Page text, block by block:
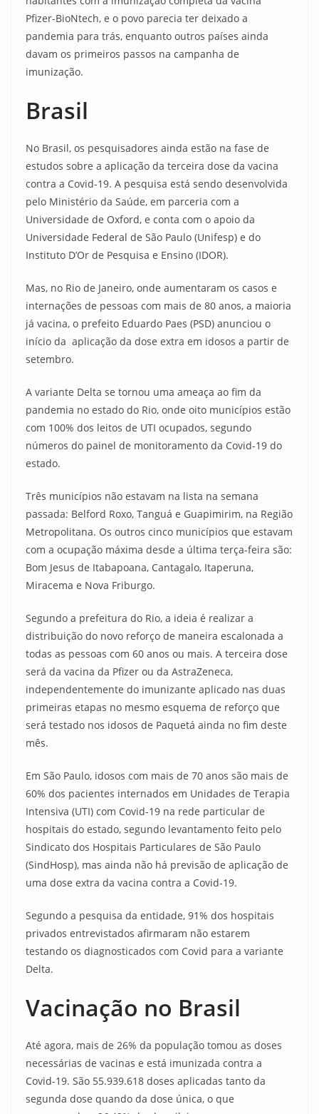
Pfizer-BioNtech, e o povo parecia ter deixado a
pandemia para trás, enquanto outros países ainda
davam os primeiros passos na campanha de
imunização.
Brasil
No Brasil, os pesquisadores ainda estão na fase de
estudos sobre a aplicação da terceira dose da vacina
contra a Covid-19. A pesquisa está sendo desenvolvida
pelo Ministério da Saúde, em parceria com a
Universidade de Oxford, e conta com o apoio da
Universidade Federal de São Paulo (Unifesp) e do
Instituto D’Or de Pesquisa e Ensino (IDOR).
Mas, no Rio de Janeiro, onde aumentaram os casos e
internações de pessoas com mais de 80 anos, a maioria
já vacina, o prefeito Eduardo Paes (PSD) anunciou o
início da aplicação da dose extra em idosos a partir de
setembro.
A variante Delta se tornou uma ameaça ao fim da
pandemia no estado do Rio, onde oito municípios estão
com 100% dos leitos de UTI ocupados, segundo
números do painel de monitoramento da Covid-19 do
estado.
Três municípios não estavam na lista na semana
passada: Belford Roxo, Tanguá e Guapimirim, na Região
Metropolitana. Os outros cinco municípios que estavam
com a ocupação máxima desde a última terça-feira são:
Bom Jesus de Itabapoana, Cantagalo, Itaperuna,
Miracema e Nova Friburgo.
Segundo a prefeitura do Rio, a ideia é realizar a
distribuição do novo reforço de maneira escalonada a
todas as pessoas com 60 anos ou mais. A terceira dose
será da vacina da Pfizer ou da AstraZeneca,
independentemente do imunizante aplicado nas duas
primeiras etapas no mesmo esquema de reforço que
será testado nos idosos de Paquetá ainda no fim deste
mês.
Em São Paulo, idosos com mais de 70 anos são mais de
60% dos pacientes internados em Unidades de Terapia
Intensiva (UTI) com Covid-19 na rede particular de
hospitais do estado, segundo levantamento feito pelo
Sindicato dos Hospitais Particulares de São Paulo
(SindHosp), mas ainda não há previsão de aplicação de
uma dose extra da vacina contra a Covid-19.
Segundo a pesquisa da entidade, 91% dos hospitais
privados entrevistados afirmaram não estarem
testando os diagnosticados com Covid para a variante
Delta.
Vacinação no Brasil
Até agora, mais de 26% da população tomou as doses
necessárias de vacinas e está imunizada contra a
Covid-19. São 55.939.618 doses aplicadas tanto da
segunda dose quando da dose única, o que